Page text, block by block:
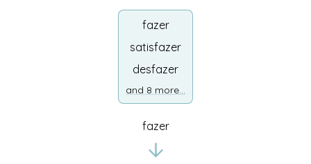
fazer
satisfazer
desfazer
and 8 more...
fazer